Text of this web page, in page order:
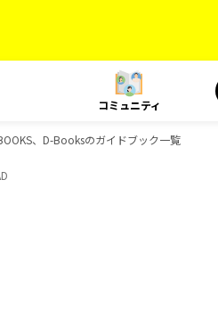
コミュニティ
、D-Booksのガイドブック一覧